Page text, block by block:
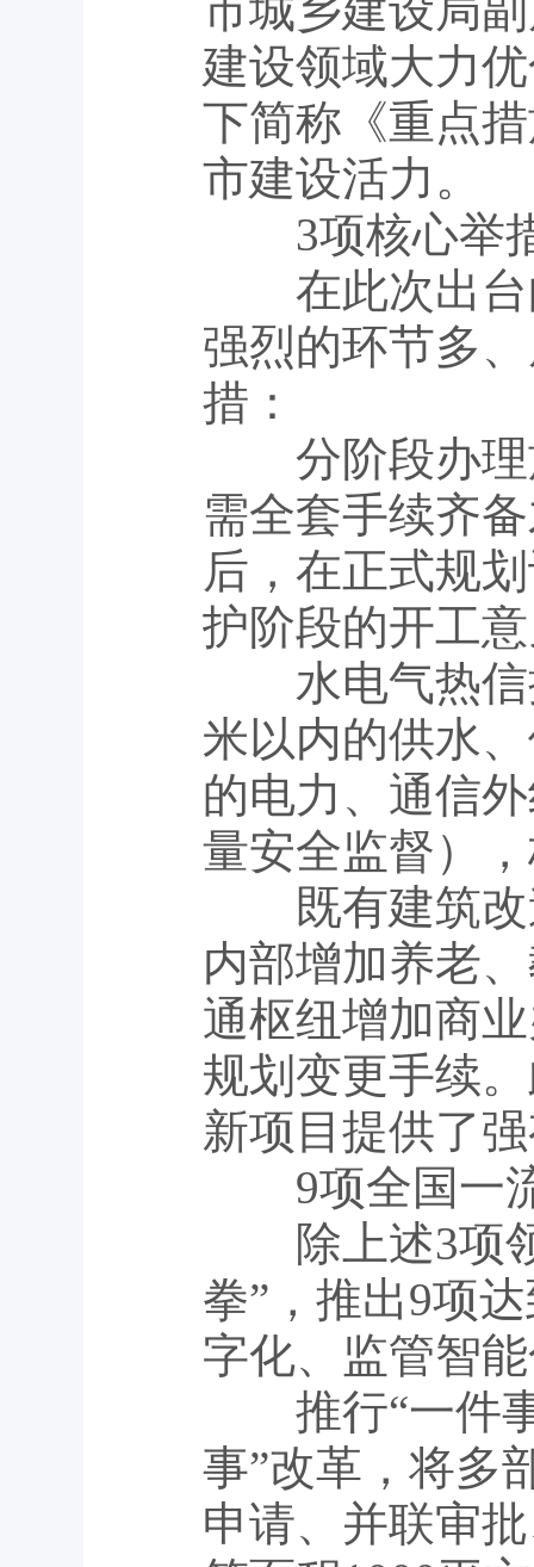
建设领域大力
下简称《重点
市建设活力。
3项核心举
在此次出台
强烈的环节多
措：
分阶段办理
需全套手续齐
后，在正式规
护阶段的开工
水电气热信
米以内的供水
的电力、通信
量安全监督）
既有建筑改
内部增加养老
通枢纽增加商
规划变更手续
新项目提供了
9项全国一
除上述3项领
拳”，推出9项
字化、监管智
推行“一件事
事”改革，将多
申请、并联审